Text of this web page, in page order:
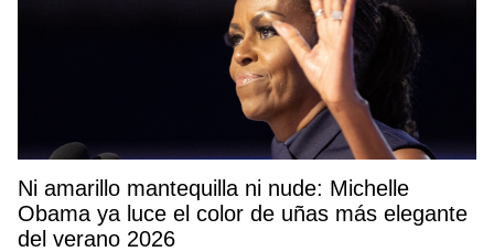
Ni amarillo mantequilla ni nude: Michelle
Obama ya luce el color de uñas más elegante
del verano 2026